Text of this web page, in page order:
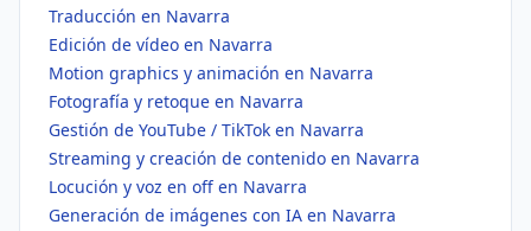
Traducción en Navarra
Edición de vídeo en Navarra
Motion graphics y animación en Navarra
Fotografía y retoque en Navarra
Gestión de YouTube / TikTok en Navarra
Streaming y creación de contenido en Navarra
Locución y voz en off en Navarra
Generación de imágenes con IA en Navarra